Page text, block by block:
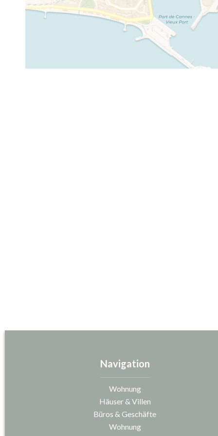
Navigation
Wohnung
Häuser & Villen
Büros & Geschäfte
Wohnung